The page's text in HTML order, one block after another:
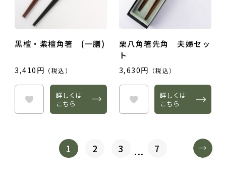
黒檀・紫檀角箸 (一膳)
3,410円 （税込）
詳しくは
こちら
栗八角箸先角 夫婦セッ
ト
3,630円 （税込）
詳しくは
こちら
1 2 3 ... 7